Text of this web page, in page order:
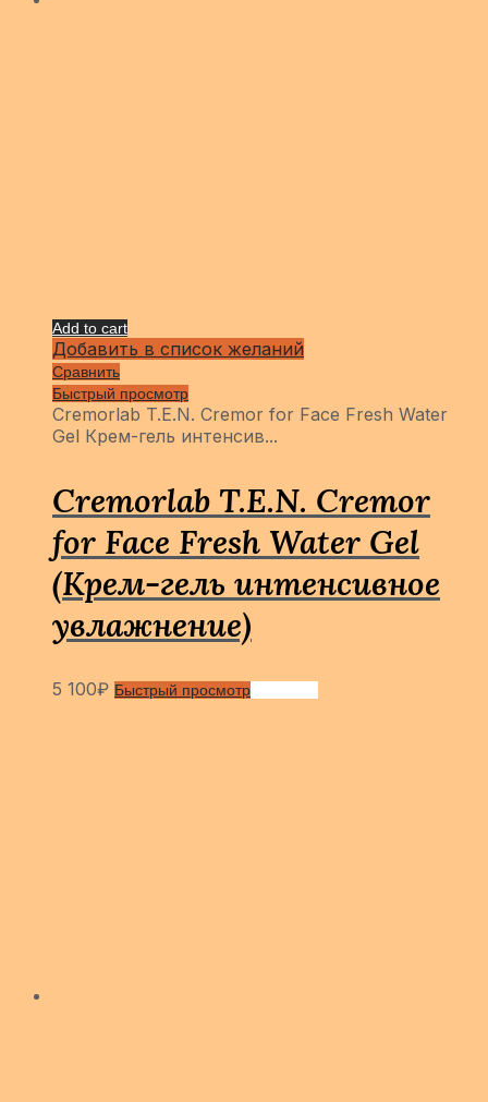
Add to cart
Добавить в список желаний
Сравнить
Быстрый просмотр
Cremorlab T.E.N. Cremor for Face Fresh Water
Gel Крем-гель интенсив...
Cremorlab T.E.N. Cremor
for Face Fresh Water Gel
(Крем-гель интенсивное
увлажнение)
5 100₽ Быстрый просмотр